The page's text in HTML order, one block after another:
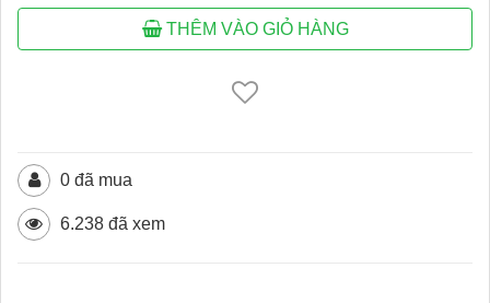
THÊM VÀO GIỎ HÀNG
0 đã mua
6.238 đã xem